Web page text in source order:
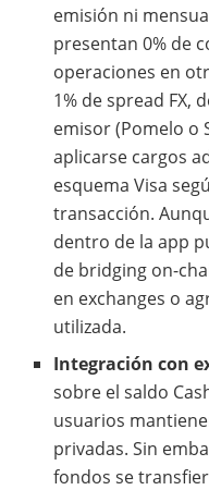
emisión ni
presentan 0% de
operaciones en
1% de spread FX,
emisor (Pomelo o
aplicarse cargos
esquema Visa
transacción.
dentro de la app
de bridging on-
en exchanges o
utilizada.
Integración con
sobre el saldo
usuarios
privadas. Sin
fondos se